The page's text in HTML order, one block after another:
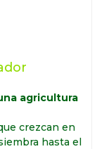
agricultura
crezcan en
hasta el